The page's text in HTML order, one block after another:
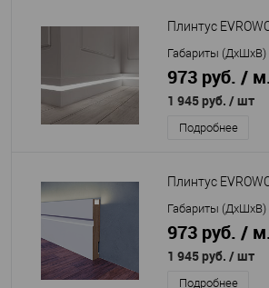
Плинтус
Габариты (ДхШхВ)
973 руб. /
1 945 руб. / шт
Подробнее
Плинтус
Габариты (ДхШхВ)
973 руб. /
1 945 руб. / шт
Подробнее